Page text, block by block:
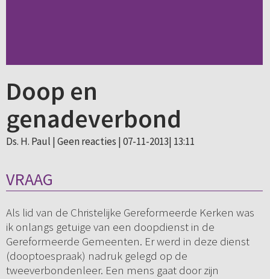
Doop en
genadeverbond
Ds. H. Paul | Geen reacties | 07-11-2013| 13:11
VRAAG
Als lid van de Christelijke Gereformeerde Kerken was
ik onlangs getuige van een doopdienst in de
Gereformeerde Gemeenten. Er werd in deze dienst
(dooptoespraak) nadruk gelegd op de
tweeverbondenleer. Een mens gaat door zijn